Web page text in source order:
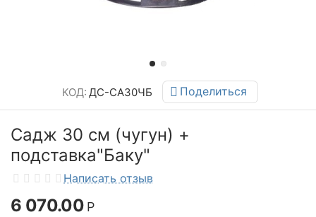
КОД: ДС-СА30ЧБ Поделиться
Садж 30 см (чугун) +
подставка"Баку"
Написать отзыв
6 070.00 Р